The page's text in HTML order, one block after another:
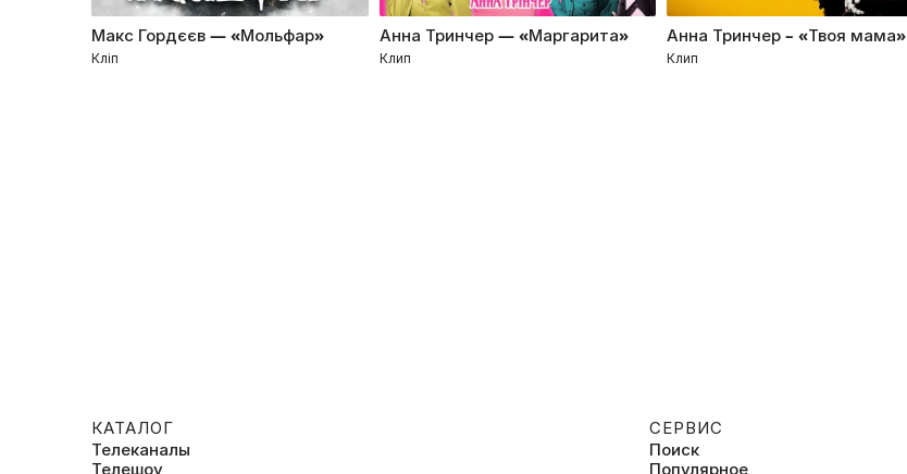
Макс Гордєєв — «Мольфар»
Кліп
Анна Тринчер — «Маргарита»
Клип
Анна Тринчер – «Твоя мама»
Клип
КАТАЛОГ
Телеканалы
Телешоу
СЕРВИС
Поиск
Популярное